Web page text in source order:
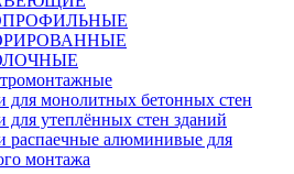
для монолитных бетонных стен
для утеплённых стен зданий
распаечные алюминивые для
монтажа